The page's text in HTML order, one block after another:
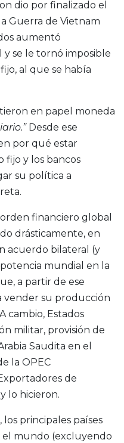
dio por finalizado el
Guerra de Vietnam
aumentó
y se le tornó imposible
al que se había
en papel moneda
Desde ese
por qué estar
fijo y los bancos
su política a
financiero global
drásticamente, en
acuerdo bilateral (y
mundial en la
a partir de ese
vender su producción
cambio, Estados
militar, provisión de
Saudita en el
la OPEC
de
lo hicieron.
los principales países
mundo (excluyendo